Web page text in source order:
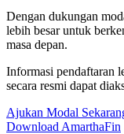
Dengan dukungan
lebih besar untuk
masa depan.
Informasi pendaftaran
secara resmi dapat
Ajukan Modal
Download AmarthaFin